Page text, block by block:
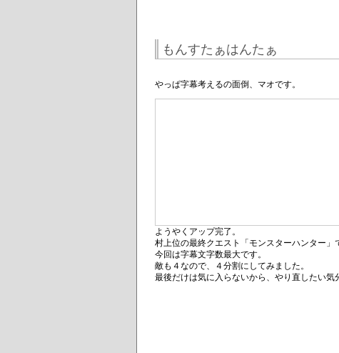
もんすたぁはんたぁ
やっぱ字幕考えるの面倒、マオです。
ようやくアップ完了。
村上位の最終クエスト「モンスターハンター」
今回は字幕文字数最大です。
敵も４なので、４分割にしてみました。
最後だけは気に入らないから、やり直したい気